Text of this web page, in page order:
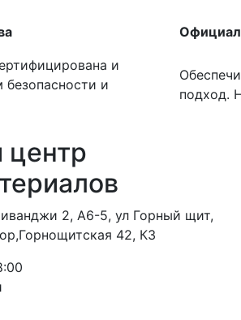
и
и
подход.
центр
2, А6-5, ул Горный щит,
42, К3